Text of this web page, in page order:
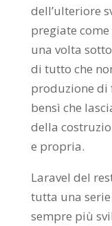
dell’ulteriore
pregiate come
una volta
di tutto che
produzione di
bensì che
della
e propria.
Laravel del
tutta una
sempre più